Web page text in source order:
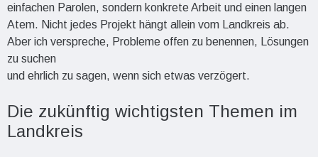
einfachen Parolen, sondern konkrete Arbeit und einen langen
Atem. Nicht jedes Projekt hängt allein vom Landkreis ab.
Aber ich verspreche, Probleme offen zu benennen, Lösungen
zu suchen
und ehrlich zu sagen, wenn sich etwas verzögert.
Die zukünftig wichtigsten Themen im
Landkreis